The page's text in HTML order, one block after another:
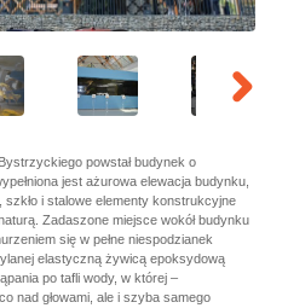
powstał budynek o
jest ażurowa elewacja budynku,
i stalowe elementy konstrukcyjne
Zadaszone miejsce wokół budynku
się w pełne niespodzianek
elastyczną żywicą epoksydową
po tafli wody, w której –
nad głowami, ale i szyba samego